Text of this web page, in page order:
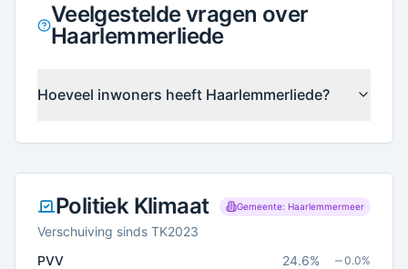
Veelgestelde vragen over
Haarlemmerliede
Hoeveel inwoners heeft Haarlemmerliede?
Politiek Klimaat Gemeente: Haarlemmermeer
Verschuiving sinds TK2023
PVV
24.6% 0.0%